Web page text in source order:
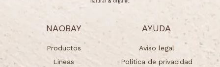
NAOBAY
Productos
Lineas
AYUDA
Aviso legal
Política de privacidad